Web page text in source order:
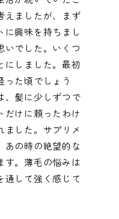
えましたが、まず
興味を持ちまし
いでした。いくつ
にしました。最初
た頃でしょう
、髪に少しずつで
だけに頼ったわけ
した。サプリメ
あの時の絶望的な
す。薄毛の悩みは
通して強く感じて